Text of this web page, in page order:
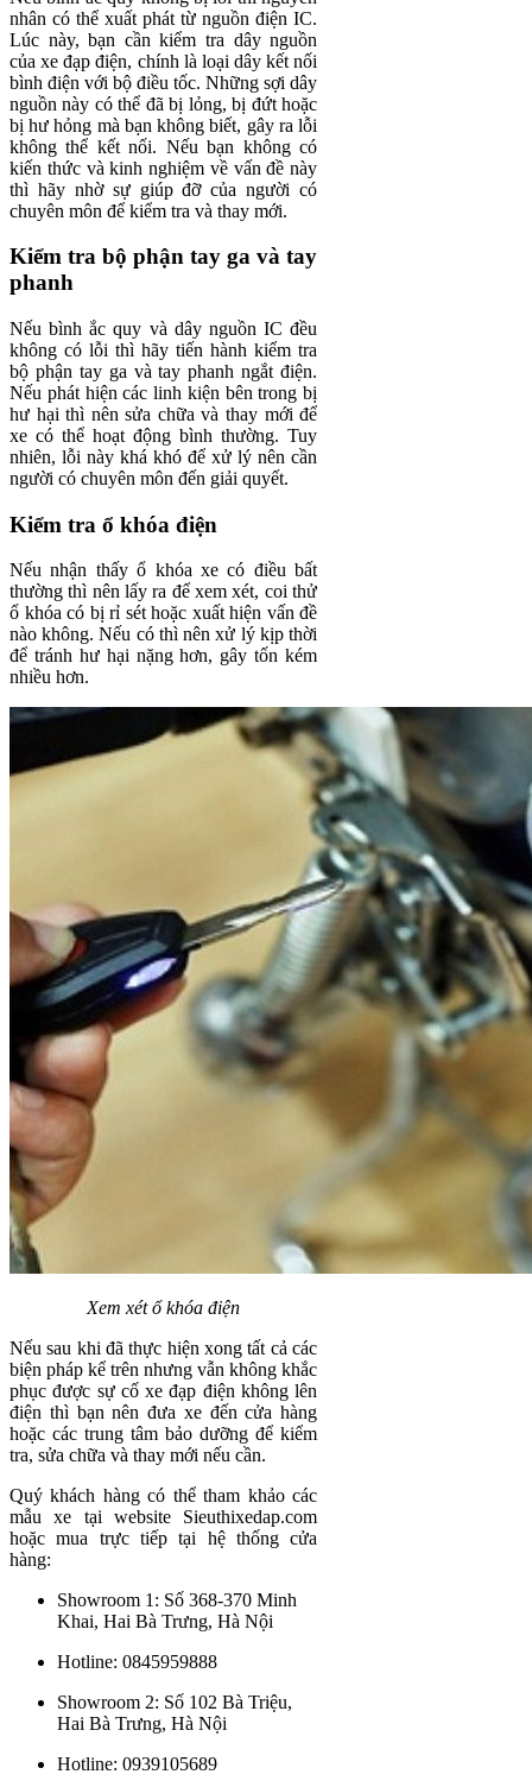
nhân có thể xuất phát từ nguồn điện IC.
Lúc này, bạn cần kiểm tra dây nguồn
của xe đạp điện, chính là loại dây kết nối
bình điện với bộ điều tốc. Những sợi dây
nguồn này có thể đã bị lỏng, bị đứt hoặc
bị hư hỏng mà bạn không biết, gây ra lỗi
không thể kết nối. Nếu bạn không có
kiến thức và kinh nghiệm về vấn đề này
thì hãy nhờ sự giúp đỡ của người có
chuyên môn để kiểm tra và thay mới.
Kiểm tra bộ phận tay ga và tay
phanh
Nếu bình ắc quy và dây nguồn IC đều
không có lỗi thì hãy tiến hành kiểm tra
bộ phận tay ga và tay phanh ngắt điện.
Nếu phát hiện các linh kiện bên trong bị
hư hại thì nên sửa chữa và thay mới để
xe có thể hoạt động bình thường. Tuy
nhiên, lỗi này khá khó để xử lý nên cần
người có chuyên môn đến giải quyết.
Kiểm tra ổ khóa điện
Nếu nhận thấy ổ khóa xe có điều bất
thường thì nên lấy ra để xem xét, coi thử
ổ khóa có bị rỉ sét hoặc xuất hiện vấn đề
nào không. Nếu có thì nên xử lý kịp thời
để tránh hư hại nặng hơn, gây tốn kém
nhiều hơn.
Xem xét ổ khóa điện
Nếu sau khi đã thực hiện xong tất cả các
biện pháp kể trên nhưng vẫn không khắc
phục được sự cố xe đạp điện không lên
điện thì bạn nên đưa xe đến cửa hàng
hoặc các trung tâm bảo dưỡng để kiểm
tra, sửa chữa và thay mới nếu cần.
Quý khách hàng có thể tham khảo các
mẫu xe tại website Sieuthixedap.com
hoặc mua trực tiếp tại hệ thống cửa
hàng:
Showroom 1: Số 368-370 Minh
Khai, Hai Bà Trưng, Hà Nội
Hotline: 0845959888
Showroom 2: Số 102 Bà Triệu,
Hai Bà Trưng, Hà Nội
Hotline: 0939105689